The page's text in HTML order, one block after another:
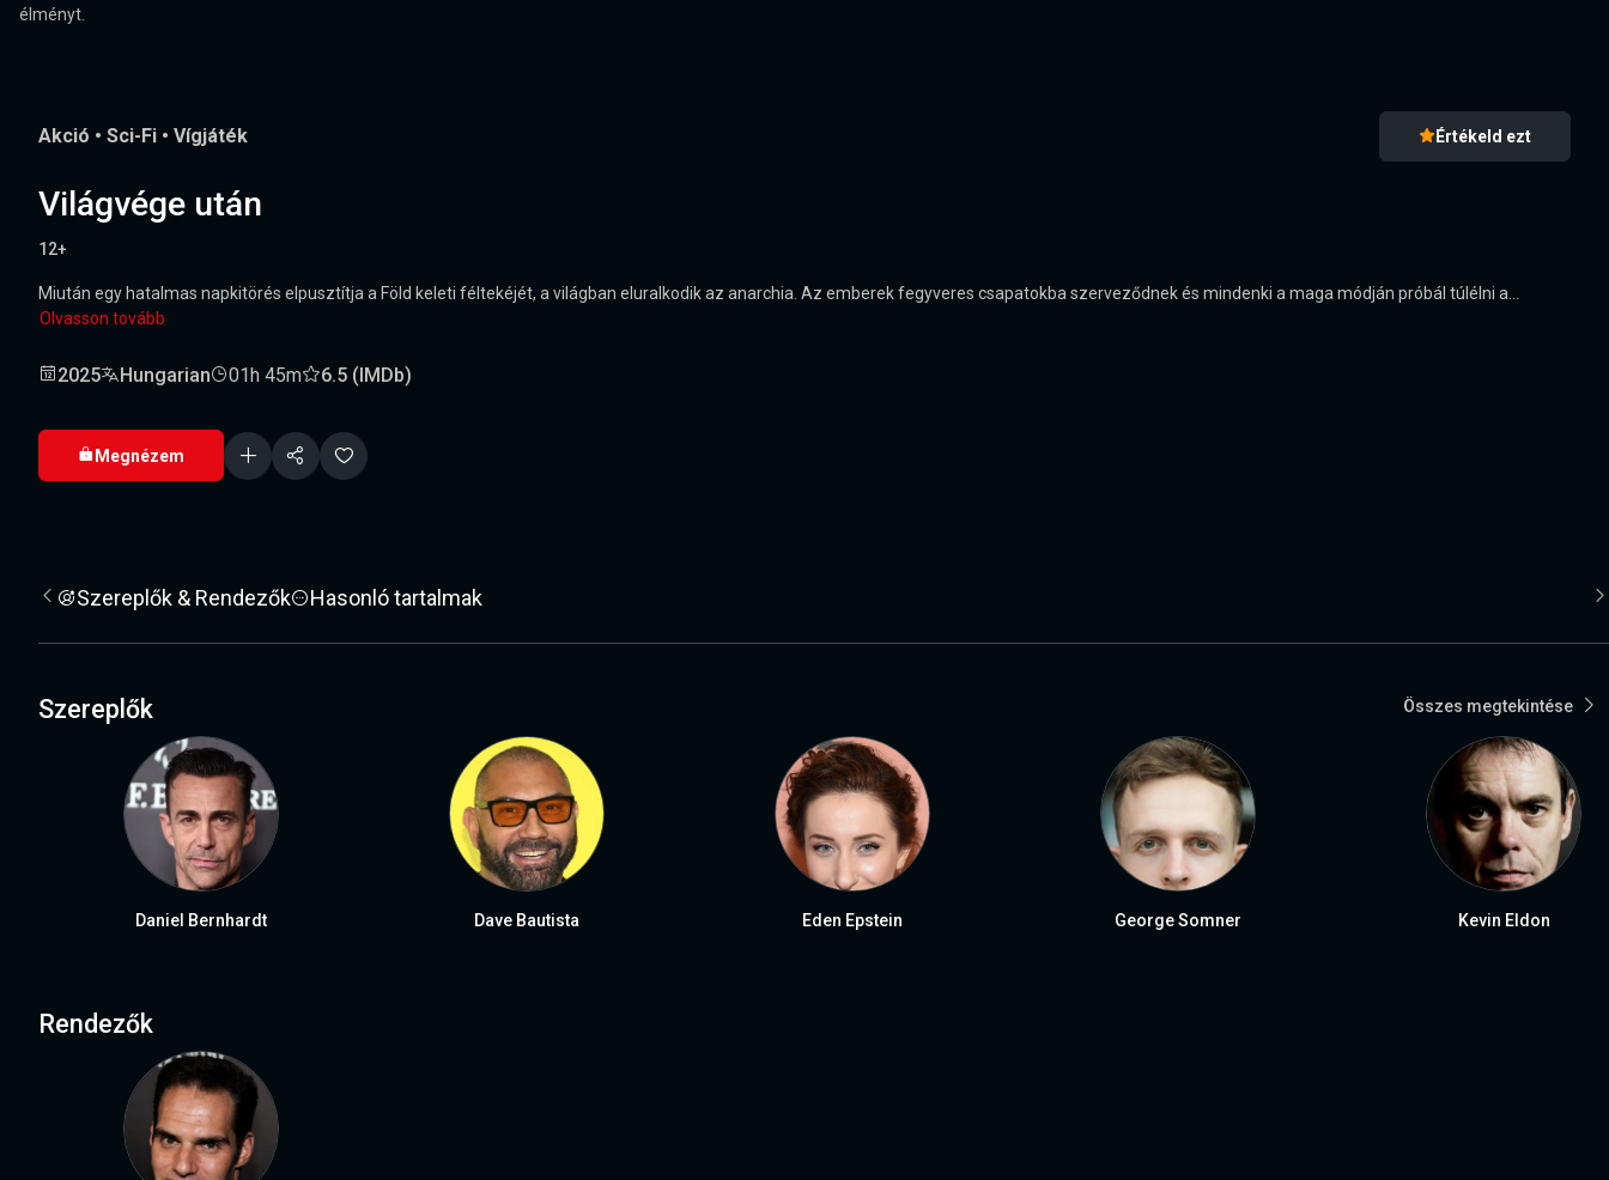
élményt.
Akció • Sci-Fi • Vígjáték Értékeld ezt
Világvége után
12+
Miután egy hatalmas napkitörés elpusztítja a Föld keleti féltekéjét, a világban eluralkodik az anarchia. Az emberek fegyveres csapatokba szerveződnek és mindenki a maga módján próbál túlélni a...
Olvasson tovább
2025 Hungarian 01h 45m 6.5 (IMDb)
Megnézem
Szereplők & Rendezők Hasonló tartalmak
Szereplők Összes megtekintése
Daniel Bernhardt Dave Bautista Eden Epstein George Somner Kevin Eldon
Rendezők